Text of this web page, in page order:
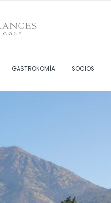
GASTRONOMÍA SOCIOS